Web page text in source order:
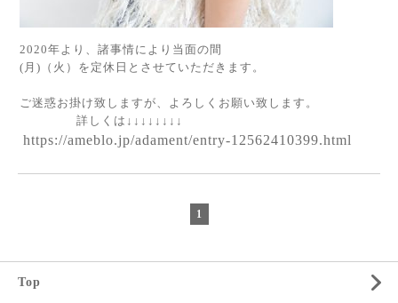
2020年より、諸事情により当面の間
(月)（火）を定休日とさせていただきます。
ご迷惑お掛け致しますが、よろしくお願い致します。
詳しくは↓↓↓↓↓↓↓↓
https://ameblo.jp/adament/entry-12562410399.html
1
Top